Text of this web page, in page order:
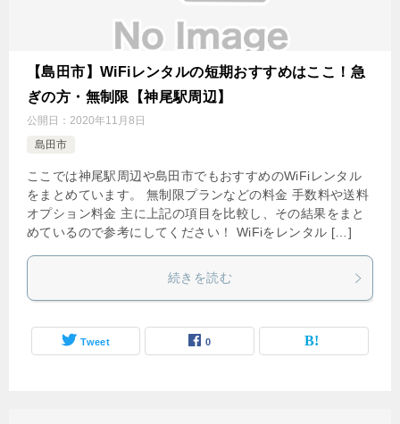
【島田市】WiFiレンタルの短期おすすめはここ！急
ぎの方・無制限【神尾駅周辺】
公開日： 2020年11月8日
島田市
ここでは神尾駅周辺や島田市でもおすすめのWiFiレンタル
をまとめています。 無制限プランなどの料金 手数料や送料
オプション料金 主に上記の項目を比較し、その結果をまと
めているので参考にしてください！ WiFiをレンタル […]
続きを読む
Tweet 0